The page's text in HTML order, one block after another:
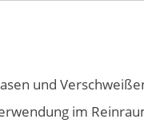
und
im